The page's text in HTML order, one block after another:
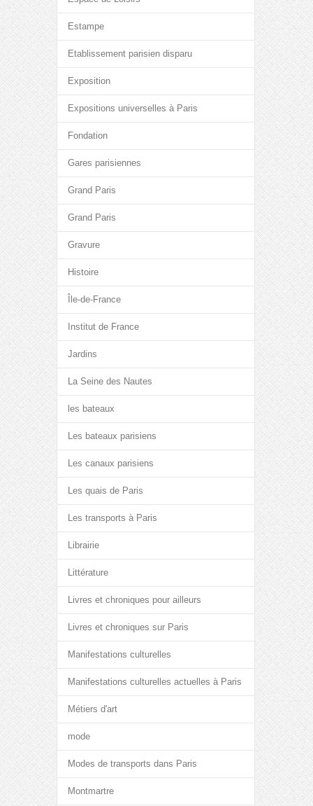
Estampe
Etablissement parisien disparu
Exposition
Expositions universelles à Paris
Fondation
Gares parisiennes
Grand Paris
Grand Paris
Gravure
Histoire
Île-de-France
Institut de France
Jardins
La Seine des Nautes
les bateaux
Les bateaux parisiens
Les canaux parisiens
Les quais de Paris
Les transports à Paris
Librairie
Littérature
Livres et chroniques pour ailleurs
Livres et chroniques sur Paris
Manifestations culturelles
Manifestations culturelles actuelles à Paris
Métiers d'art
mode
Modes de transports dans Paris
Montmartre